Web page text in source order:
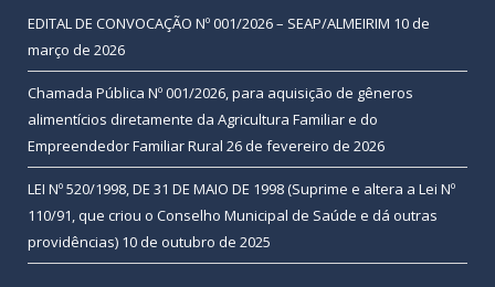
EDITAL DE CONVOCAÇÃO Nº 001/2026 – SEAP/ALMEIRIM 10 de
março de 2026
Chamada Pública Nº 001/2026, para aquisição de gêneros
alimentícios diretamente da Agricultura Familiar e do
Empreendedor Familiar Rural 26 de fevereiro de 2026
LEI Nº 520/1998, DE 31 DE MAIO DE 1998 (Suprime e altera a Lei Nº
110/91, que criou o Conselho Municipal de Saúde e dá outras
providências) 10 de outubro de 2025